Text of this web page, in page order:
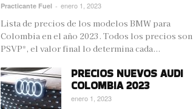
Practicante Fuel - enero 1, 2023
Lista de precios de los modelos BMW para
Colombia en el año 2023. Todos los precios son
PSVP*, el valor final lo determina cada...
PRECIOS NUEVOS AUDI
COLOMBIA 2023
enero 1, 2023